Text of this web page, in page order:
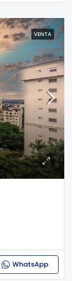
VENTA
WhatsApp